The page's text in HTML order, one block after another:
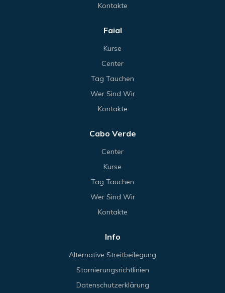
Kontakte
Faial
Kurse
Center
Tag Tauchen
Wer Sind Wir
Kontakte
Cabo Verde
Center
Kurse
Tag Tauchen
Wer Sind Wir
Kontakte
Info
Alternative Streitbeilegung
Stornierungsrichtlinien
Datenschutzerklärung